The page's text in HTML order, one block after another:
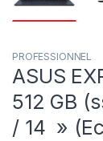
PROFESSIONNEL
ASUS
512 GB
/ 14 »